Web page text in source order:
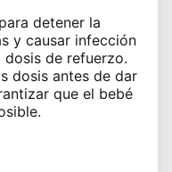
detener la
y causar infección
dosis de refuerzo.
dosis antes de dar
que el bebé